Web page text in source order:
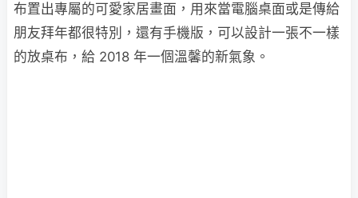
布置出專屬的可愛家居畫面，用來當電腦桌面或是傳給
朋友拜年都很特別，還有手機版，可以設計一張不一樣
的放桌布，給 2018 年一個溫馨的新氣象。